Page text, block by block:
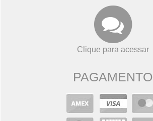
Clique para acessar
PAGAMENTO